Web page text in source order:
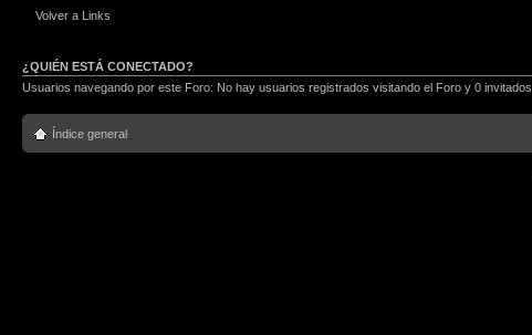
Volver a Links
¿QUIÉN ESTÁ CONECTADO?
Usuarios navegando por este Foro: No hay usuarios registrados visitando el Foro y 0 invitados
Índice general